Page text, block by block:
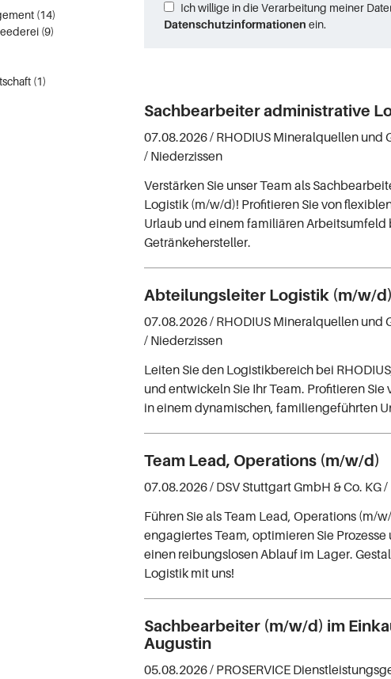
(14)
(9)
(1)
Ich willige in die Verarbeitung meiner
Datenschutzinformationen ein.
Sachbearbeiter administrative
07.08.2026 / RHODIUS Mineralquellen und
/ Niederzissen
Verstärken Sie unser Team als
Logistik (m/w/d)! Profitieren Sie von
Urlaub und einem familiären
Getränkehersteller.
Abteilungsleiter Logistik (m/w/d)
07.08.2026 / RHODIUS Mineralquellen und
/ Niederzissen
Leiten Sie den Logistikbereich bei
und entwickeln Sie Ihr Team. Profitieren
in einem dynamischen, familiengeführten
Team Lead, Operations (m/w/d)
07.08.2026 / DSV Stuttgart GmbH & Co. KG/
Führen Sie als Team Lead, Operations (m/
engagiertes Team, optimieren Sie
einen reibungslosen Ablauf im Lager.
Logistik mit uns!
Sachbearbeiter (m/w/d) im
Augustin
05.08.2026 / PROSERVICE